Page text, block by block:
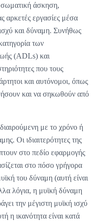
άσκηση,
αρκετές εργασίες μέσα
και δύναμη. Συνήθως
των
(ADLs) και
που τους
και αυτόνομοι, όπως
και να σηκωθούν από
με το χρόνο ή
Οι ιδιαιτερότητες της
στο πεδίο εφαρμογής
στο πόσο γρήγορα
του δύναμη (αυτή είναι
λόγια, η μυϊκή δύναμη
την μέγιστη μυϊκή ισχύ
η ικανότητα είναι κατά